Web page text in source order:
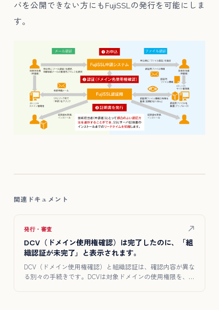
バを公開できない方にもFujiSSLの発行を可能にしま
す。
関連ドキュメント
発行・審査
DCV（ドメイン使用権確認）は完了したのに、「組
織認証が未完了」と表示されます。
DCV（ドメイン使用権確認）と組織認証は、確認内容が異な
る別々の手続きです。DCVは対象ドメインの使用権限を、組